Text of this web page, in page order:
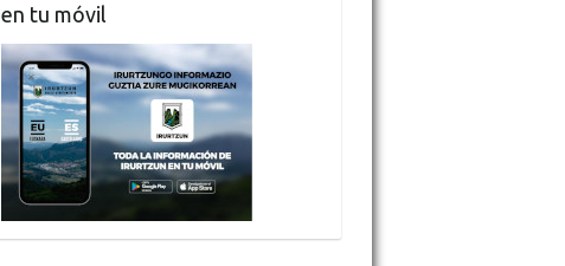
en tu móvil